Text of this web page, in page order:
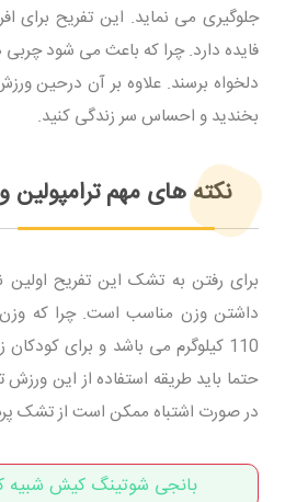
جلوگیری می نماید. این تفریح برای
فایده دارد. چرا که باعث می شود
دلخواه برسند. علاوه بر آن درحین
بخندید و احساس سر زندگی کنید.
نکته های مهم ترامپولین
برای رفتن به تشک این تفریح اولین
داشتن وزن مناسب است. چرا که وزن
حتما باید طریقه استفاده از این ورزش
در صورت اشتباه ممکن است از تشک
بانجی شوتینگ کیش شبیه